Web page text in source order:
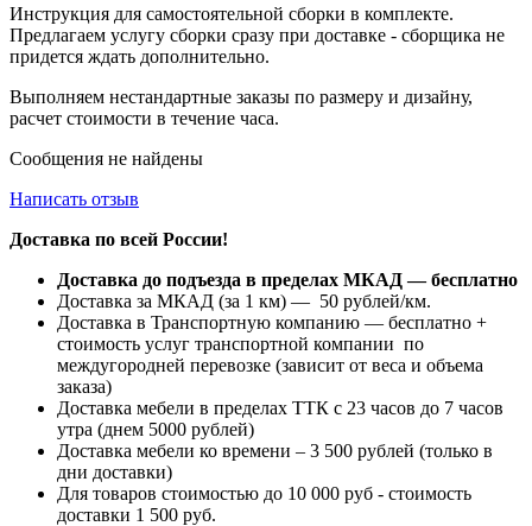
Инструкция для самостоятельной сборки в комплекте.
Предлагаем услугу сборки сразу при доставке - сборщика не
придется ждать дополнительно.
Выполняем нестандартные заказы по размеру и дизайну,
расчет стоимости в течение часа.
Сообщения не найдены
Написать отзыв
Доставка по всей России!
Доставка до подъезда в пределах МКАД — бесплатно
Доставка за МКАД (за 1 км) — 50 рублей/км.
Доставка в Транспортную компанию — бесплатно +
стоимость услуг транспортной компании по
междугородней перевозке (зависит от веса и объема
заказа)
Доставка мебели в пределах ТТК с 23 часов до 7 часов
утра (днем 5000 рублей)
Доставка мебели ко времени – 3 500 рублей (только в
дни доставки)
Для товаров стоимостью до 10 000 руб - стоимость
доставки 1 500 руб.